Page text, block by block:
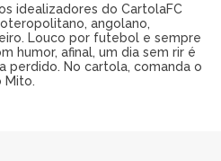
idealizadores do CartolaFC
angolano,
Louco por futebol e sempre
humor, afinal, um dia sem rir é
perdido. No cartola, comanda o
Mito.